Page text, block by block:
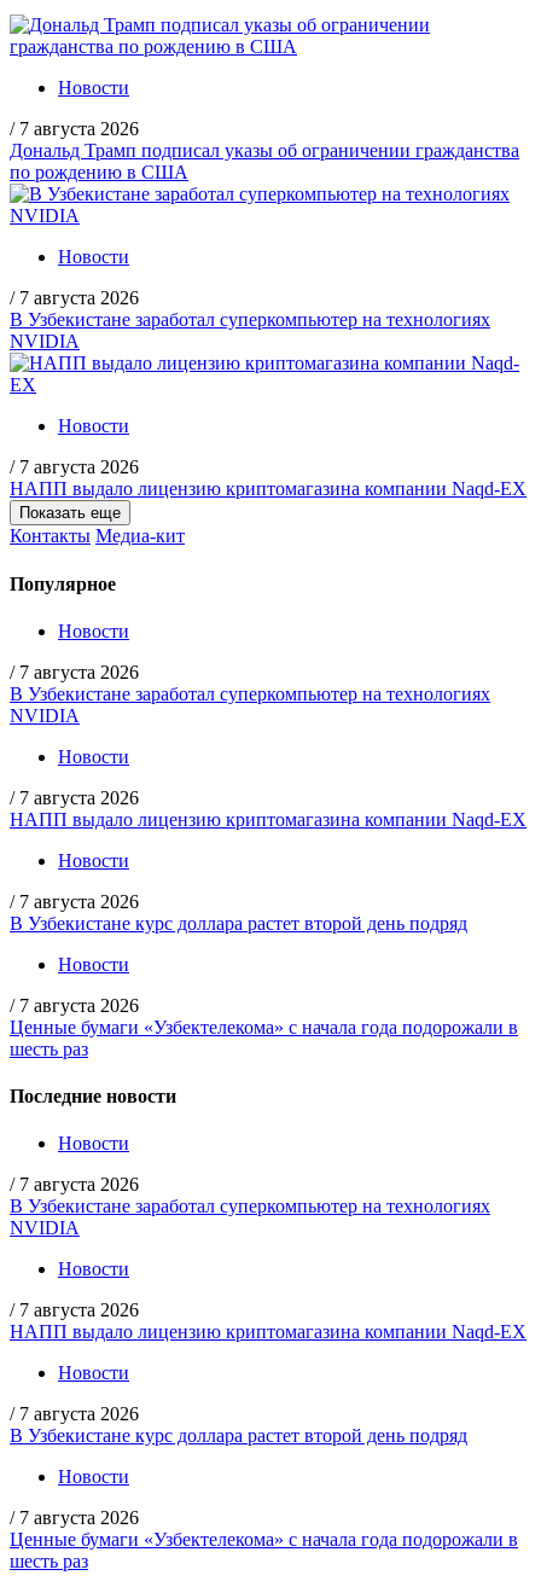
Новости
/ 7 августа 2026
Дональд Трамп подписал указы об ограничении гражданства
по рождению в США
Новости
/ 7 августа 2026
В Узбекистане заработал суперкомпьютер на технологиях
NVIDIA
Новости
/ 7 августа 2026
НАПП выдало лицензию криптомагазина компании Naqd-EX
Показать еще
Контакты Медиа-кит
Популярное
Новости
/ 7 августа 2026
В Узбекистане заработал суперкомпьютер на технологиях
NVIDIA
Новости
/ 7 августа 2026
НАПП выдало лицензию криптомагазина компании Naqd-EX
Новости
/ 7 августа 2026
В Узбекистане курс доллара растет второй день подряд
Новости
/ 7 августа 2026
Ценные бумаги «Узбектелекома» с начала года подорожали в
шесть раз
Последние новости
Новости
/ 7 августа 2026
В Узбекистане заработал суперкомпьютер на технологиях
NVIDIA
Новости
/ 7 августа 2026
НАПП выдало лицензию криптомагазина компании Naqd-EX
Новости
/ 7 августа 2026
В Узбекистане курс доллара растет второй день подряд
Новости
/ 7 августа 2026
Ценные бумаги «Узбектелекома» с начала года подорожали в
шесть раз